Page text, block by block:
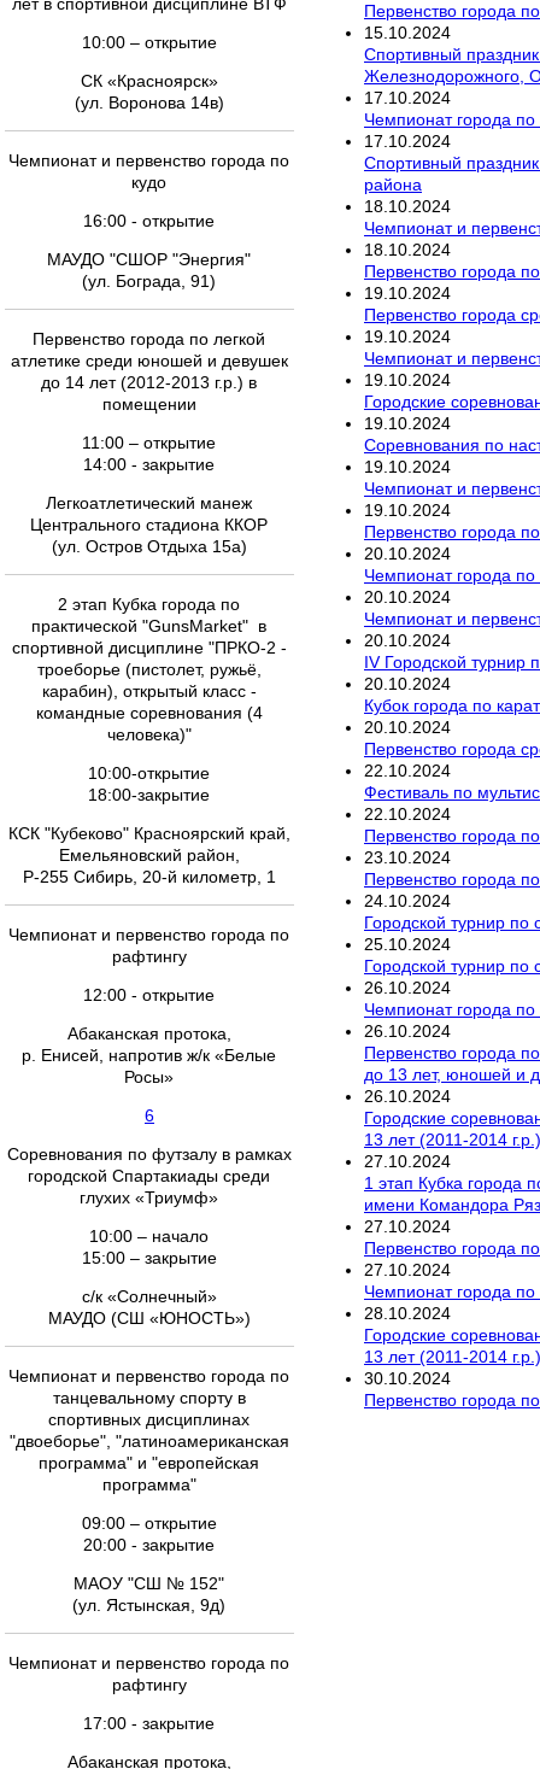
10:00 – открытие
СК «Красноярск»
(ул. Воронова 14в)
Чемпионат и первенство города по
кудо
16:00 - открытие
МАУДО "СШОР "Энергия"
(ул. Бограда, 91)
Первенство города по легкой
атлетике среди юношей и девушек
до 14 лет (2012-2013 г.р.) в
помещении
11:00 – открытие
14:00 - закрытие
Легкоатлетический манеж
Центрального стадиона ККОР
(ул. Остров Отдыха 15а)
2 этап Кубка города по
практической "GunsMarket" в
спортивной дисциплине "ПРКО-2 -
троеборье (пистолет, ружьё,
карабин), открытый класс -
командные соревнования (4
человека)"
10:00-открытие
18:00-закрытие
КСК "Кубеково" Красноярский край,
Емельяновский район,
Р-255 Сибирь, 20-й километр, 1
Чемпионат и первенство города по
рафтингу
12:00 - открытие
Абаканская протока,
р. Енисей, напротив ж/к «Белые
Росы»
6
Соревнования по футзалу в рамках
городской Спартакиады среди
глухих «Триумф»
10:00 – начало
15:00 – закрытие
с/к «Солнечный»
МАУДО (СШ «ЮНОСТЬ»)
Чемпионат и первенство города по
танцевальному спорту в
спортивных дисциплинах
"двоеборье", "латиноамериканская
программа" и "европейская
программа"
09:00 – открытие
20:00 - закрытие
МАОУ "СШ № 152"
(ул. Ястынская, 9д)
Чемпионат и первенство города по
рафтингу
17:00 - закрытие
Абаканская протока,
Первенство города
15 10 2024
Спортивный
Железнодорожного,
17 10 2024
Чемпионат города по
17 10 2024
Спортивный
района
18 10 2024
Чемпионат и
18 10 2024
Первенство города
19 10 2024
Первенство города
19 10 2024
Чемпионат и
19 10 2024
Городские
19 10 2024
Соревнования по
19 10 2024
Чемпионат и
19 10 2024
Первенство города
20 10 2024
Чемпионат города по
20 10 2024
Чемпионат и
20 10 2024
IV Городской
20 10 2024
Кубок города по
20 10 2024
Первенство города
22 10 2024
Фестиваль по
22 10 2024
Первенство города
23 10 2024
Первенство города
24 10 2024
Городской турнир по
25 10 2024
Городской турнир по
26 10 2024
Чемпионат города
26 10 2024
Первенство города
до 13 лет, юношей и
26 10 2024
Городские
13 лет (2011-2014
27 10 2024
1 этап Кубка города
имени Командора
27 10 2024
Первенство города
27 10 2024
Чемпионат города
28 10 2024
Городские
13 лет (2011-2014
30 10 2024
Первенство города